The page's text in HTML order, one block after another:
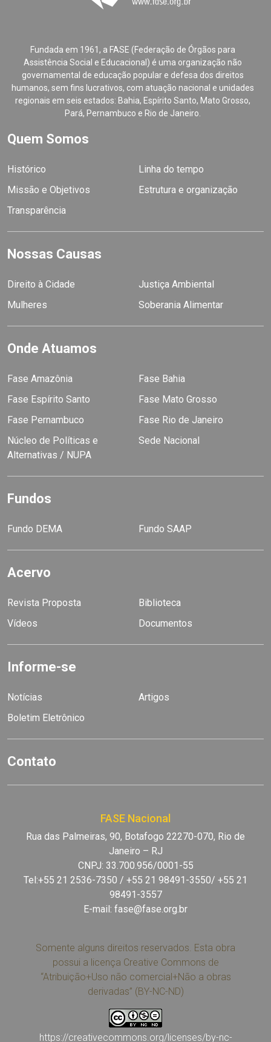
Fundada em 1961, a FASE (Federação de Órgãos para
Assistência Social e Educacional) é uma organização não
governamental de educação popular e defesa dos direitos
humanos, sem fins lucrativos, com atuação nacional e unidades
regionais em seis estados: Bahia, Espírito Santo, Mato Grosso,
Pará, Pernambuco e Rio de Janeiro.
Quem Somos
Histórico
Linha do tempo
Missão e Objetivos
Estrutura e organização
Transparência
Nossas Causas
Direito à Cidade
Justiça Ambiental
Mulheres
Soberania Alimentar
Onde Atuamos
Fase Amazônia
Fase Bahia
Fase Espírito Santo
Fase Mato Grosso
Fase Pernambuco
Fase Rio de Janeiro
Núcleo de Políticas e
Alternativas / NUPA
Sede Nacional
Fundos
Fundo DEMA Fundo SAAP
Acervo
Revista Proposta
Biblioteca
Vídeos
Documentos
Informe-se
Notícias
Artigos
Boletim Eletrônico
Contato
FASE Nacional
Rua das Palmeiras, 90, Botafogo 22270-070, Rio de
Janeiro – RJ
CNPJ: 33.700.956/0001-55
Tel:+55 21 2536-7350 / +55 21 98491-3550/ +55 21
98491-3557
E-mail: fase@fase.org.br
Somente alguns direitos reservados. Esta obra
possui a licença Creative Commons de
“Atribuição+Uso não comercial+Não a obras
derivadas” (BY-NC-ND)
https://creativecommons.org/licenses/by-nc-